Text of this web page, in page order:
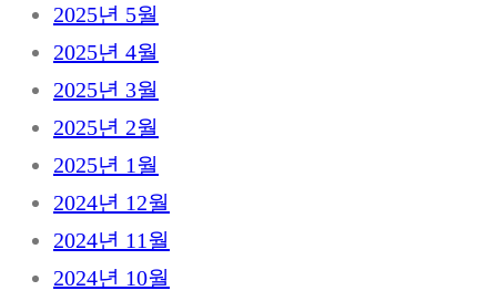
2025년 5월
2025년 4월
2025년 3월
2025년 2월
2025년 1월
2024년 12월
2024년 11월
2024년 10월